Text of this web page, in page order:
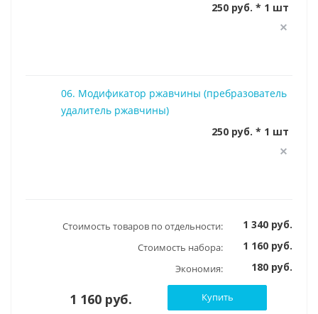
250 руб. * 1 шт
06. Модификатор ржавчины (пребразователь
удалитель ржавчины)
250 руб. * 1 шт
Стоимость товаров по отдельности: 1 340 руб.
Стоимость набора: 1 160 руб.
Экономия: 180 руб.
1 160 руб. Купить